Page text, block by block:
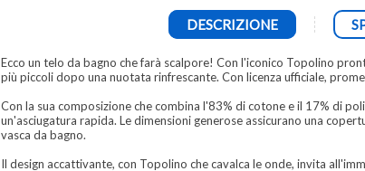
DESCRIZIONE
Ecco un telo da bagno che farà scalpore! Con l'iconico Topolino
più piccoli dopo una nuotata rinfrescante. Con licenza ufficiale,
Con la sua composizione che combina l'83% di cotone e il 17% di
un'asciugatura rapida. Le dimensioni generose assicurano una
vasca da bagno.
Il design accattivante, con Topolino che cavalca le onde, invita